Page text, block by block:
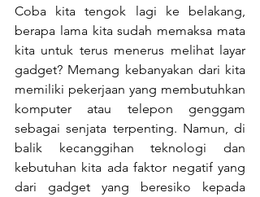
Coba kita tengok lagi ke belakang,
berapa lama kita sudah memaksa mata
kita untuk terus menerus melihat layar
gadget? Memang kebanyakan dari kita
memiliki pekerjaan yang membutuhkan
komputer atau telepon genggam
sebagai senjata terpenting. Namun, di
balik kecanggihan teknologi dan
kebutuhan kita ada faktor negatif yang
dari gadget yang beresiko kepada